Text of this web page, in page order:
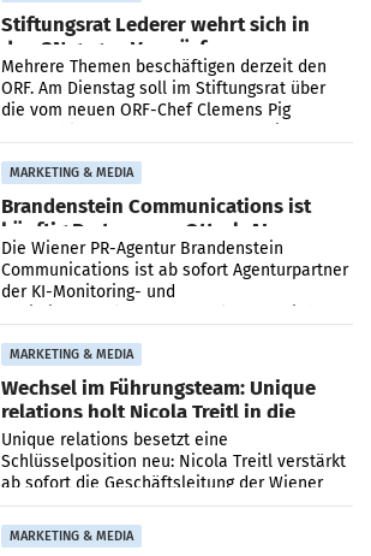
Stiftungsrat Lederer wehrt sich in
den SN gegen Vorwürfe
Mehrere Themen beschäftigen derzeit den
ORF. Am Dienstag soll im Stiftungsrat über
die vom neuen ORF-Chef Clemens Pig
MARKETING & MEDIA
Brandenstein Communications ist
künftig Partner von OtterlyAI
Die Wiener PR-Agentur Brandenstein
Communications ist ab sofort Agenturpartner
der KI-Monitoring- und
MARKETING & MEDIA
Wechsel im Führungsteam: Unique
relations holt Nicola Treitl in die
Geschäftsleitung
Unique relations besetzt eine
Schlüsselposition neu: Nicola Treitl verstärkt
ab sofort die Geschäftsleitung der Wiener
PR-Agentur an der Seite von Josef Kalina und
Anna Kalina-Mahr.
MARKETING & MEDIA